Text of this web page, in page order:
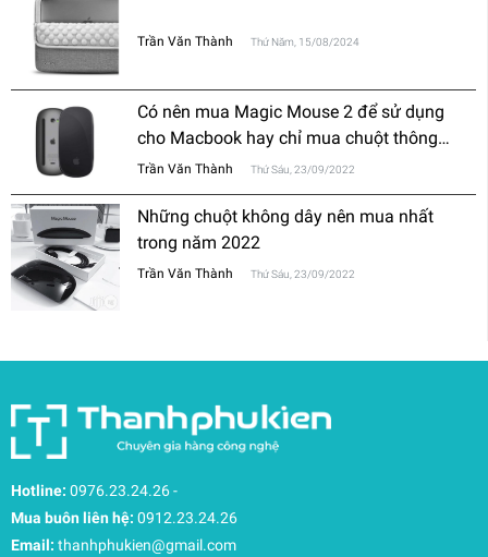
Trần Văn Thành Thứ Năm, 15/08/2024
Có nên mua Magic Mouse 2 để sử dụng
cho Macbook hay chỉ mua chuột thông
thường?
Trần Văn Thành Thứ Sáu, 23/09/2022
Những chuột không dây nên mua nhất
trong năm 2022
Trần Văn Thành Thứ Sáu, 23/09/2022
Hotline: 0976.23.24.26-
Mua buôn liên hệ: 0912.23.24.26
Email: thanhphukien@gmail.com